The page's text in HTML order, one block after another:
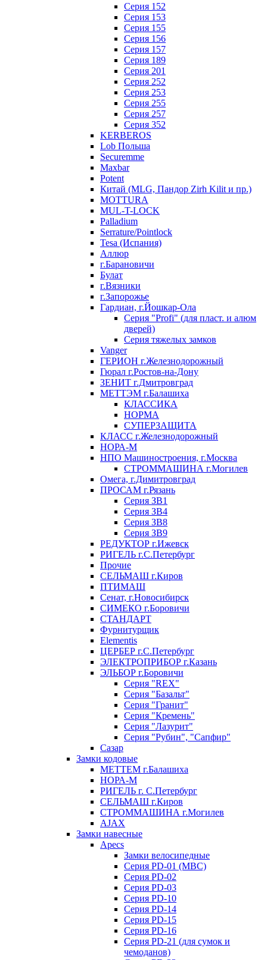
Серия 152
Серия 153
Серия 155
Серия 156
Серия 157
Серия 189
Серия 201
Серия 252
Серия 253
Серия 255
Серия 257
Серия 352
KERBEROS
Lob Польша
Securemme
Maxbar
Potent
Китай (MLG, Пандор Zirh Kilit и пр.)
MOTTURA
MUL-T-LOCK
Palladium
Serrature/Pointlock
Tesa (Испания)
Аллюр
г.Барановичи
Булат
г.Вязники
г.Запорожье
Гардиан, г.Йошкар-Ола
Серия "Profi" (для пласт. и алюм
дверей)
Серия тяжелых замков
Vanger
ГЕРИОН г.Железнодорожный
Гюрал г.Ростов-на-Дону
ЗЕНИТ г.Дмитровград
МЕТТЭМ г.Балашиха
КЛАССИКА
НОРМА
СУПЕРЗАЩИТА
КЛАСС г.Железнодорожный
НОРА-М
НПО Машиностроения, г.Москва
СТРОММАШИНА г.Могилев
Омега, г.Димитровград
ПРОСАМ г.Рязань
Серия ЗВ1
Серия ЗВ4
Серия ЗВ8
Серия ЗВ9
РЕДУКТОР г.Ижевск
РИГЕЛЬ г.С.Петербург
Прочие
СЕЛЬМАШ г.Киров
ПТИМАШ
Сенат, г.Новосибирск
СИМЕКО г.Боровичи
СТАНДАРТ
Фурнитурщик
Elementis
ЦЕРБЕР г.С.Петербург
ЭЛЕКТРОПРИБОР г.Казань
ЭЛЬБОР г.Боровичи
Серия "REX"
Серия "Базальт"
Серия "Гранит"
Серия "Кремень"
Серия "Лазурит"
Серия "Рубин", "Сапфир"
Сазар
Замки кодовые
МЕТТЕМ г.Балашиха
НОРА-М
РИГЕЛЬ г. С.Петербург
СЕЛЬМАШ г.Киров
СТРОММАШИНА г.Могилев
AJAX
Замки навесные
Apecs
Замки велосипедные
Серия PD-01 (МВС)
Серия PD-02
Серия PD-03
Серия PD-10
Серия PD-14
Серия PD-15
Серия PD-16
Серия PD-21 (для сумок и
чемоданов)